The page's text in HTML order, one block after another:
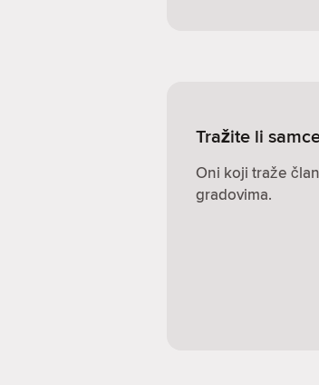
Tražite li
Oni koji traže
gradovima.